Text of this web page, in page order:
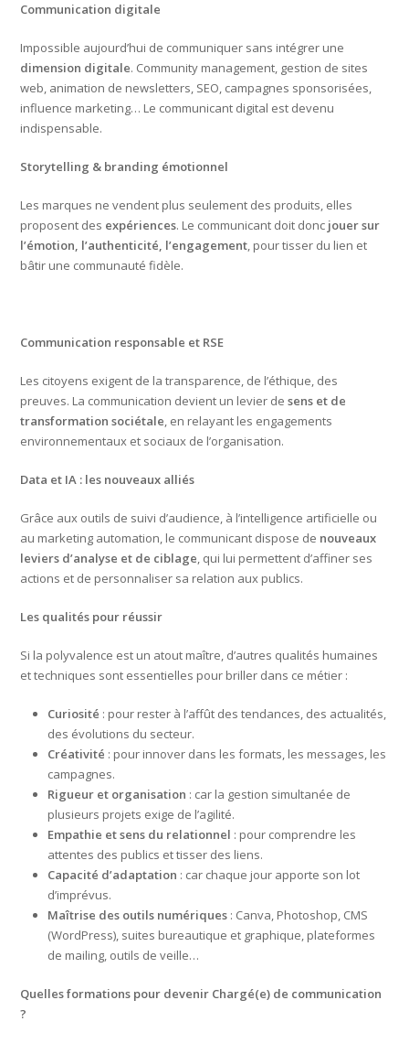
Communication digitale
Impossible aujourd’hui de communiquer sans intégrer une
dimension digitale. Community management, gestion de sites
web, animation de newsletters, SEO, campagnes sponsorisées,
influence marketing… Le communicant digital est devenu
indispensable.
Storytelling & branding émotionnel
Les marques ne vendent plus seulement des produits, elles
proposent des expériences. Le communicant doit donc jouer sur
l’émotion, l’authenticité, l’engagement, pour tisser du lien et
bâtir une communauté fidèle.
Communication responsable et RSE
Les citoyens exigent de la transparence, de l’éthique, des
preuves. La communication devient un levier desens et de
transformation sociétale, en relayant les engagements
environnementaux et sociaux de l’organisation.
Data et IA : les nouveaux alliés
Grâce aux outils de suivi d’audience, à l’intelligence artificielle ou
au marketing automation, le communicant dispose de nouveaux
leviers d’analyse et de ciblage, qui lui permettent d’affiner ses
actions et de personnaliser sa relation aux publics.
Les qualités pour réussir
Si la polyvalence est un atout maître, d’autres qualités humaines
et techniques sont essentielles pour briller dans ce métier :
Curiosité : pour rester à l’affût des tendances, des actualités,
des évolutions du secteur.
Créativité : pour innover dans les formats, les messages, les
campagnes.
Rigueur et organisation : car la gestion simultanée de
plusieurs projets exige de l’agilité.
Empathie et sens du relationnel : pour comprendre les
attentes des publics et tisser des liens.
Capacité d’adaptation : car chaque jour apporte son lot
d’imprévus.
Maîtrise des outils numériques : Canva, Photoshop, CMS
(WordPress), suites bureautique et graphique, plateformes
de mailing, outils de veille…
Quelles formations pour devenir Chargé(e) de communication
?